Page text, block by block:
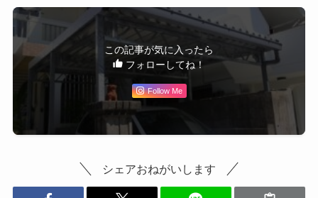
この記事が気に入ったら
フォローしてね！
Follow Me
シェアおねがいします